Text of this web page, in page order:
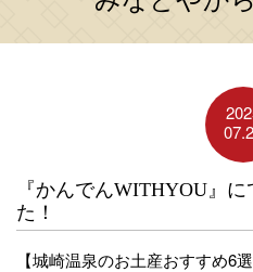
メディア
お知
リン
オンライ
『かんでんWITHYOU』
た！
【城崎温泉のお土産おすすめ6